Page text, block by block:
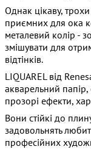
Однак цікаву,
приємних для ока
металевий колір -
змішувати для
відтінків.
LIQUAREL від
акварельний
прозорі ефекти,
Вони стійкі до
задовольнять
професійних